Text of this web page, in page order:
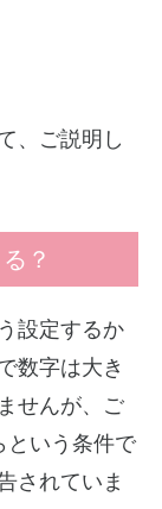
、ご説明し
？
設定するか
数字は大き
せんが、ご
という条件で
されていま